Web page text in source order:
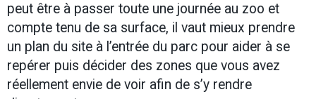
peut être à passer toute une journée au zoo et
compte tenu de sa surface, il vaut mieux prendre
un plan du site à l’entrée du parc pour aider à se
repérer puis décider des zones que vous avez
réellement envie de voir afin de s’y rendre